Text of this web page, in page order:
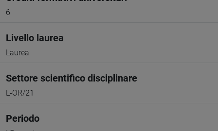
6
Livello laurea
Laurea
Settore scientifico disciplinare
L-OR/21
Periodo